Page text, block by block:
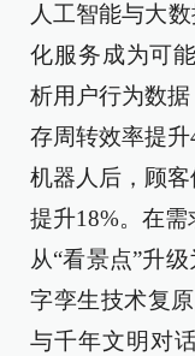
人工智能与大
化服务成为可
析用户行为数
存周转效率提
机器人后，顾
提升18%。在
从“看景点”升
字孪生技术复
与千年文明对